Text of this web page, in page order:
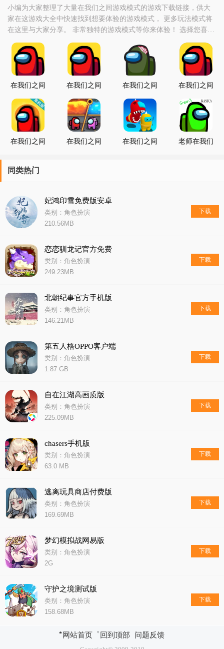
小编为大家整理了大量在我们之间游戏模式的游戏下载链接，供大
家在这游戏大全中快速找到想要体验的游戏模式， 更多玩法模式将
在这里与大家分享。 非常独特的游戏模式等你来体验！ 选择您喜欢
的游戏点击下载并尝试吧！
在我们之间
在我们之间
在我们之间
在我们之间
在我们之间
在我们之间
在我们之间
老师在我们
同类热门
妃鸿印雪免费版安卓
类别：角色扮演
210.56MB
下载
恋恋驯龙记官方免费
类别：角色扮演
249.23MB
下载
北朝纪事官方手机版
类别：角色扮演
146.21MB
下载
第五人格OPPO客户端
类别：角色扮演
1.87 GB
下载
自在江湖高画质版
类别：角色扮演
225.09MB
下载
chasers手机版
类别：角色扮演
63.0 MB
下载
逃离玩具商店付费版
类别：角色扮演
169.69MB
下载
梦幻模拟战网易版
类别：角色扮演
2G
下载
守护之境测试版
类别：角色扮演
158.68MB
下载
网站首页 回到顶部 问题反馈